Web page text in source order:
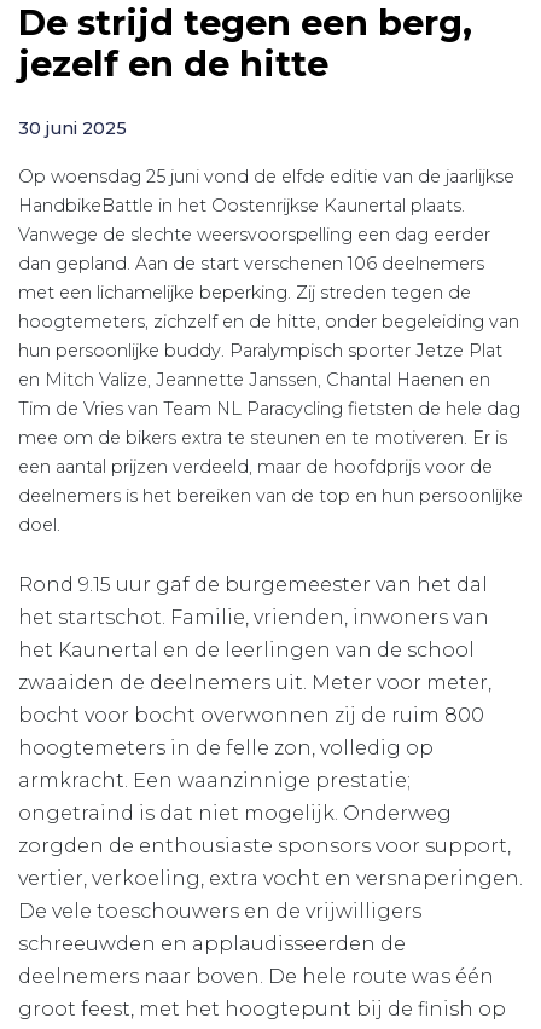
De strijd tegen een berg,
jezelf en de hitte
30 juni 2025
Op woensdag 25 juni vond de elfde editie van de jaarlijkse
HandbikeBattle in het Oostenrijkse Kaunertal plaats.
Vanwege de slechte weersvoorspelling een dag eerder
dan gepland. Aan de start verschenen 106 deelnemers
met een lichamelijke beperking. Zij streden tegen de
hoogtemeters, zichzelf en de hitte, onder begeleiding van
hun persoonlijke buddy. Paralympisch sporter Jetze Plat
en Mitch Valize, Jeannette Janssen, Chantal Haenen en
Tim de Vries van Team NL Paracycling fietsten de hele dag
mee om de bikers extra te steunen en te motiveren. Er is
een aantal prijzen verdeeld, maar de hoofdprijs voor de
deelnemers is het bereiken van de top en hun persoonlijke
doel.
Rond 9.15 uur gaf de burgemeester van het dal
het startschot. Familie, vrienden, inwoners van
het Kaunertal en de leerlingen van de school
zwaaiden de deelnemers uit. Meter voor meter,
bocht voor bocht overwonnen zij de ruim 800
hoogtemeters in de felle zon, volledig op
armkracht. Een waanzinnige prestatie;
ongetraind is dat niet mogelijk. Onderweg
zorgden de enthousiaste sponsors voor support,
vertier, verkoeling, extra vocht en versnaperingen.
De vele toeschouwers en de vrijwilligers
schreeuwden en applaudisseerden de
deelnemers naar boven. De hele route was één
groot feest, met het hoogtepunt bij de finish op